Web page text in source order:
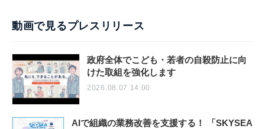
動画で見るプレスリリース
政府全体でこども・若者の自殺防止に向
けた取組を強化します
2026.08.07 14:00
AIで組織の業務改善を支援する！ 「SKYSEA